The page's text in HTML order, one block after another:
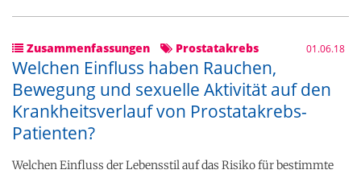
Zusammenfassungen Prostatakrebs 01.06.18
Welchen Einfluss haben Rauchen,
Bewegung und sexuelle Aktivität auf den
Krankheitsverlauf von Prostatakrebs-
Patienten?
Welchen Einfluss der Lebensstil auf das Risiko für bestimmte